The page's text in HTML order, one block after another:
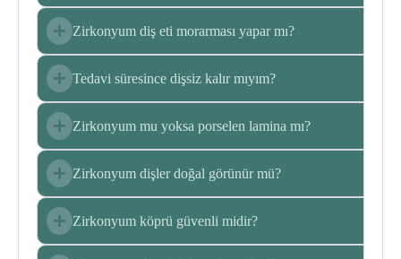
Zirkonyum diş eti morarması yapar mı?
Tedavi süresince dişsiz kalır mıyım?
Zirkonyum mu yoksa porselen lamina mı?
Zirkonyum dişler doğal görünür mü?
Zirkonyum köprü güvenli midir?